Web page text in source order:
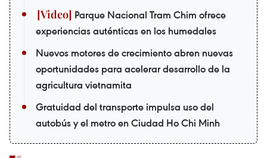
Parque Nacional Tram Chim ofrece
experiencias auténticas en los humedales
Nuevos motores de crecimiento abren nuevas
oportunidades para acelerar desarrollo de la
agricultura vietnamita
Gratuidad del transporte impulsa uso del
autobús y el metro en Ciudad Ho Chi Minh